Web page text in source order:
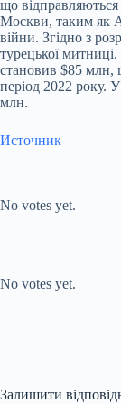
що
Москви, таким як
війни. Згідно з
турецької митниці,
становив $85 млн,
період 2022 року.
млн.
Источник
No votes yet.
No votes yet.
Залишити